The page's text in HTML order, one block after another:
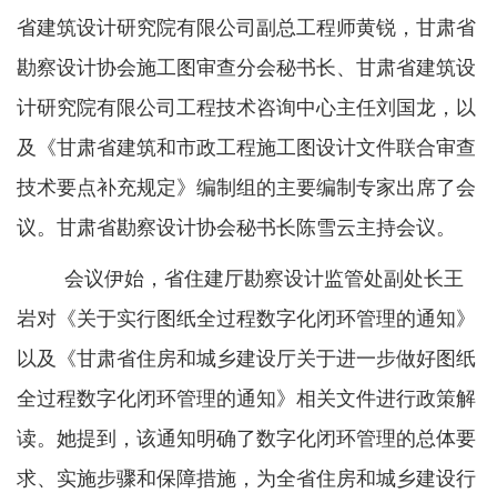
省建筑设计研究院有限公司副总工程师黄锐，甘肃省
勘察设计协会施工图审查分会秘书长、甘肃省建筑设
计研究院有限公司工程技术咨询中心主任刘国龙，以
及《甘肃省建筑和市政工程施工图设计文件联合审查
技术要点补充规定》编制组的主要编制专家出席了会
议。甘肃省勘察设计协会秘书长陈雪云主持会议。
会议伊始，省住建厅勘察设计监管处副处长王
岩对《关于实行图纸全过程数字化闭环管理的通知》
以及《甘肃省住房和城乡建设厅关于进一步做好图纸
全过程数字化闭环管理的通知》相关文件进行政策解
读。她提到，该通知明确了数字化闭环管理的总体要
求、实施步骤和保障措施，为全省住房和城乡建设行